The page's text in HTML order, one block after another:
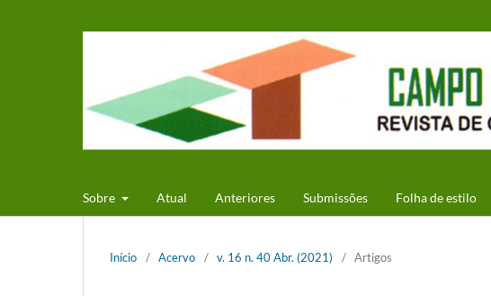
Sobre Atual Anteriores Submissões Folha de estilo
Início / Acervo / v. 16 n. 40 Abr. (2021) / Artigos